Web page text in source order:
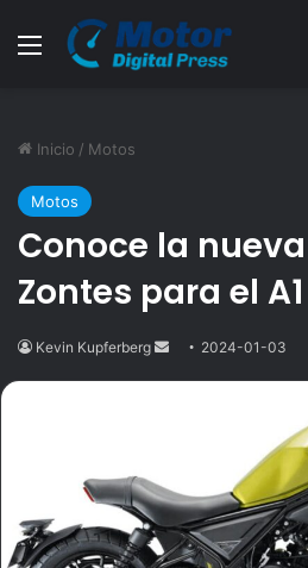
Menú
Inicio / Motos
Motos
Conoce la
Zontes para el A1
Kevin Kupferberg
Send2024-01-03